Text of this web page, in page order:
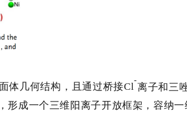
体几何结构，且通过桥接Cl
-
离子和三
形成一个三维阳离子开放框架，容纳